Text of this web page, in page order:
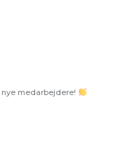
medarbejdere!